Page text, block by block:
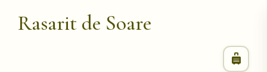
Rasarit de Soare